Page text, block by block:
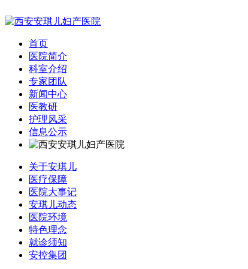
首页
医院简介
科室介绍
专家团队
新闻中心
医教研
护理风采
信息公示
关于安琪儿
医疗保障
医院大事记
安琪儿动态
医院环境
特色理念
就诊须知
安控集团